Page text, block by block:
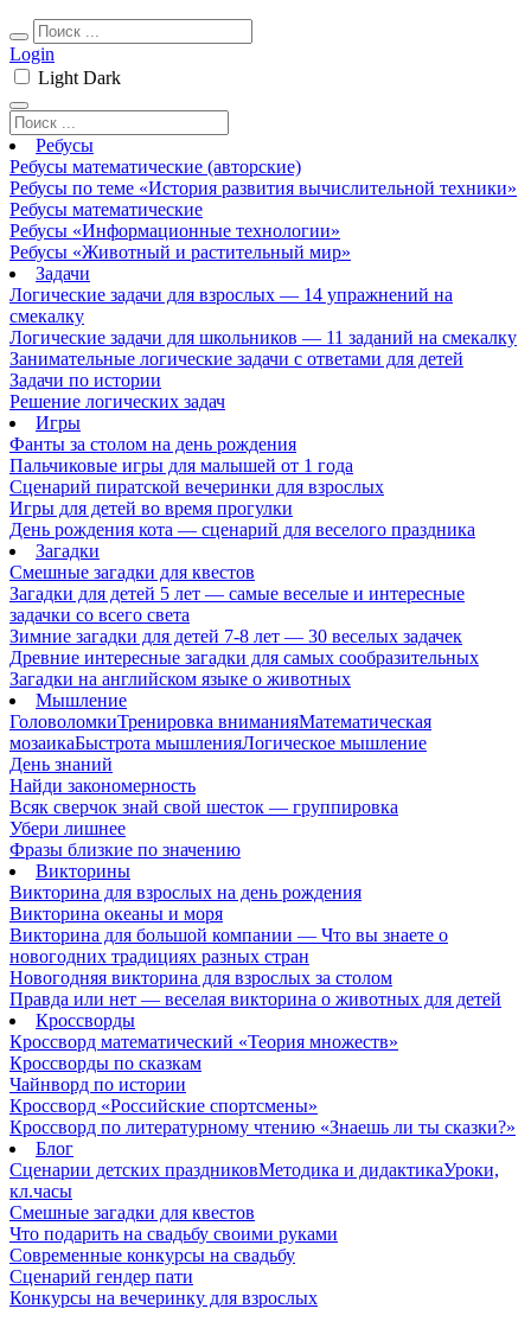
Login
Light Dark
Ребусы
Ребусы математические (авторские)
Ребусы по теме «История развития вычислительной техники»
Ребусы математические
Ребусы «Информационные технологии»
Ребусы «Животный и растительный мир»
Задачи
Логические задачи для взрослых — 14 упражнений на
смекалку
Логические задачи для школьников — 11 заданий на смекалку
Занимательные логические задачи с ответами для детей
Задачи по истории
Решение логических задач
Игры
Фанты за столом на день рождения
Пальчиковые игры для малышей от 1 года
Сценарий пиратской вечеринки для взрослых
Игры для детей во время прогулки
День рождения кота — сценарий для веселого праздника
Загадки
Смешные загадки для квестов
Загадки для детей 5 лет — самые веселые и интересные
задачки со всего света
Зимние загадки для детей 7-8 лет — 30 веселых задачек
Древние интересные загадки для самых сообразительных
Загадки на английском языке о животных
Мышление
ГоловоломкиТренировка вниманияМатематическая
мозаикаБыстрота мышленияЛогическое мышление
День знаний
Найди закономерность
Всяк сверчок знай свой шесток — группировка
Убери лишнее
Фразы близкие по значению
Викторины
Викторина для взрослых на день рождения
Викторина океаны и моря
Викторина для большой компании — Что вы знаете о
новогодних традициях разных стран
Новогодняя викторина для взрослых за столом
Правда или нет — веселая викторина о животных для детей
Кроссворды
Кроссворд математический «Теория множеств»
Кроссворды по сказкам
Чайнворд по истории
Кроссворд «Российские спортсмены»
Кроссворд по литературному чтению «Знаешь ли ты сказки?»
Блог
Сценарии детских праздниковМетодика и дидактикаУроки,
кл.часы
Смешные загадки для квестов
Что подарить на свадьбу своими руками
Современные конкурсы на свадьбу
Сценарий гендер пати
Конкурсы на вечеринку для взрослых